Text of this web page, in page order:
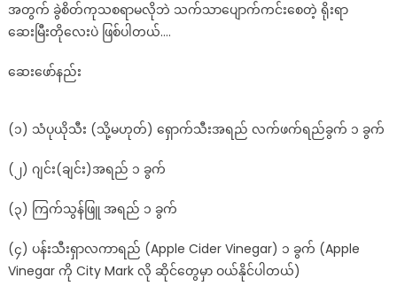
အတွက် ခွဲစိတ်ကုသစရာမလိုဘဲ သက်သာပျောက်ကင်းစေတဲ့ ရိုးရာ
ဆေးမြီးတိုလေးပဲ ဖြစ်ပါတယ်….
ဆေးဖော်နည်း
(၁) သံပုယိုသီး (သို့မဟုတ်) ရှောက်သီးအရည် လက်ဖက်ရည်ခွက် ၁ ခွက်
(၂) ဂျင်း(ချင်း)အရည် ၁ ခွက်
(၃) ကြက်သွန်ဖြူ အရည် ၁ ခွက်
(၄) ပန်းသီးရှာလကာရည် (Apple Cider Vinegar) ၁ ခွက် (Apple
Vinegar ကို City Mark လို ဆိုင်တွေမှာ ဝယ်နိုင်ပါတယ်)